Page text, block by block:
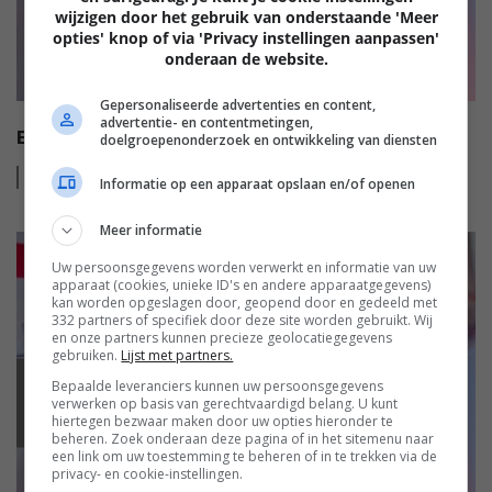
EISA HT AUDIO AWARDS 2022-2023
Leesmeer
wijzigen door het gebruik van onderstaande 'Meer
opties' knop of via 'Privacy instellingen aanpassen'
onderaan de website.
Gepersonaliseerde advertenties en content,
advertentie- en contentmetingen,
doelgroepenonderzoek en ontwikkeling van diensten
Informatie op een apparaat opslaan en/of openen
Meer informatie
Uw persoonsgegevens worden verwerkt en informatie van uw
apparaat (cookies, unieke ID's en andere apparaatgegevens)
kan worden opgeslagen door, geopend door en gedeeld met
332 partners of specifiek door deze site worden gebruikt. Wij
en onze partners kunnen precieze geolocatiegegevens
gebruiken. Lijst met partners.
Bepaalde leveranciers kunnen uw persoonsgegevens
verwerken op basis van gerechtvaardigd belang. U kunt
hiertegen bezwaar maken door uw opties hieronder te
beheren. Zoek onderaan deze pagina of in het sitemenu naar
een link om uw toestemming te beheren of in te trekken via de
privacy- en cookie-instellingen.